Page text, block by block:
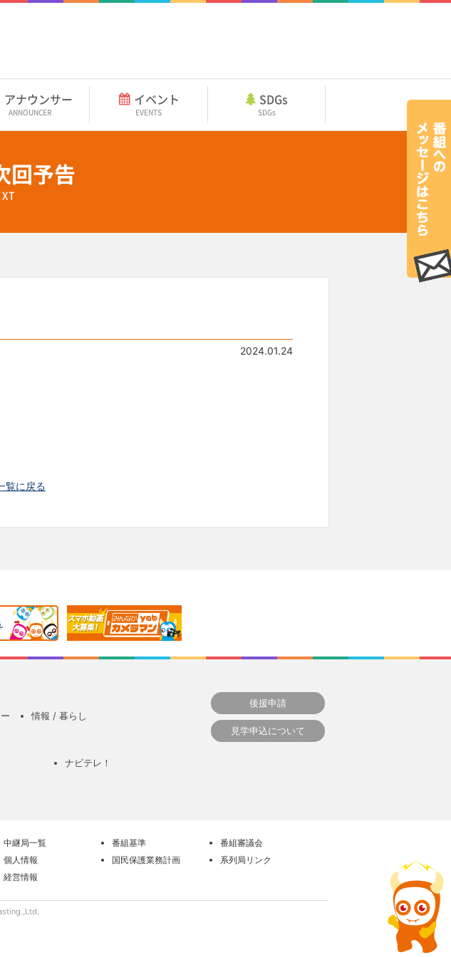
アナウンサー
ANNOUNCER
イベント
EVENTS
SDGs
SDGs
回予告
2024.01.24
覧に戻る
情報 / 暮らし
ナビテレ！
後援申請
見学申込について
中継局一覧 番組基準
番組審議会
個人情報 国民保護業務計画
系列局リンク
経営情報